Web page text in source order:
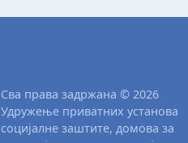
Сва права задржана © 2026
Удружење приватних установа
социјалне заштите, домова за